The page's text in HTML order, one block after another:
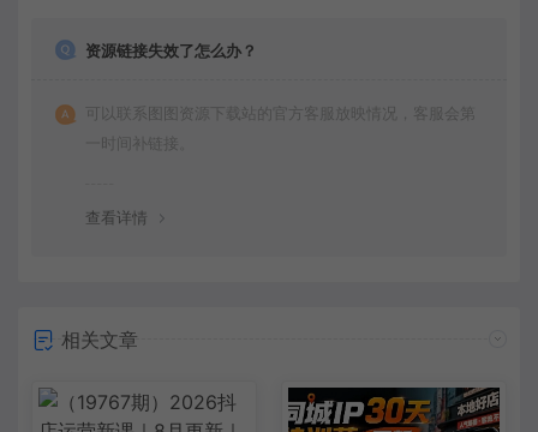
资源链接失效了怎么办？
可以联系图图资源下载站的官方客服放映情况，客服会第
一时间补链接。
查看详情
相关文章